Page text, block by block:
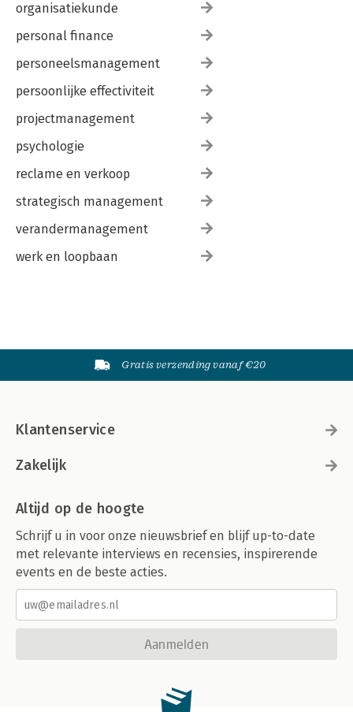
organisatiekunde
personal finance
personeelsmanagement
persoonlijke effectiviteit
projectmanagement
psychologie
reclame en verkoop
strategisch management
verandermanagement
werk en loopbaan
Gratis verzending vanaf €20
Klantenservice
Zakelijk
Altijd op de hoogte
Schrijf u in voor onze nieuwsbrief en blijf up-to-date
met relevante interviews en recensies, inspirerende
events en de beste acties.
Aanmelden